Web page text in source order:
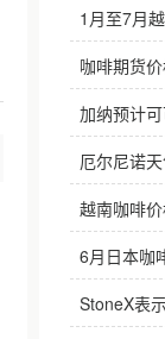
加纳预计
厄尔尼诺
越南咖啡
6月日本咖